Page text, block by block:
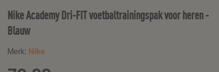
Nike Academy Dri-FIT voetbaltrainingspak voor heren -
Blauw
Merk: Nike